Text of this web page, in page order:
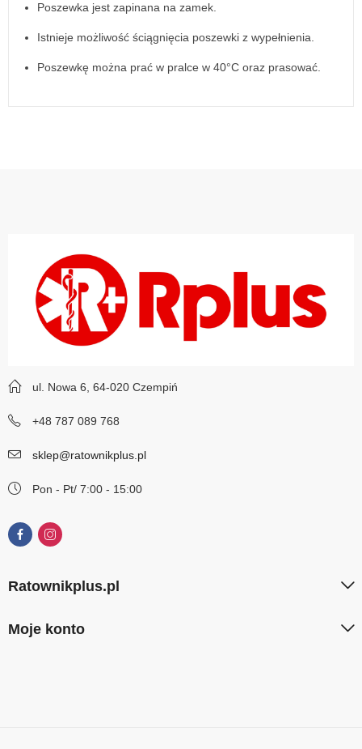
Poszewka jest zapinana na zamek.
Istnieje możliwość ściągnięcia poszewki z wypełnienia.
Poszewkę można prać w pralce w 40°C oraz prasować.
ul. Nowa 6, 64-020 Czempiń
+48 787 089 768
sklep@ratownikplus.pl
Pon - Pt/ 7:00 - 15:00
Ratownikplus.pl
Moje konto